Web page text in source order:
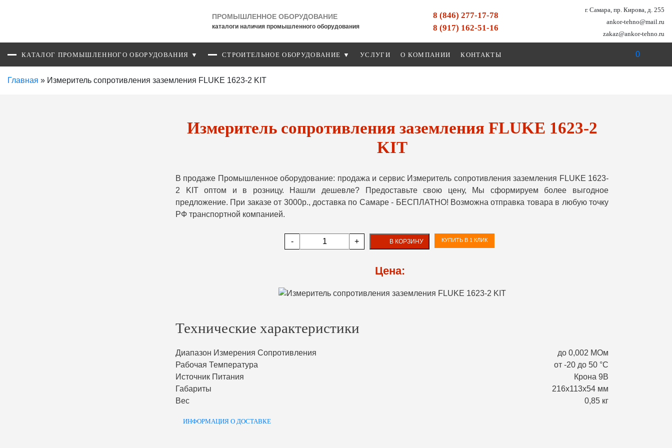
ПРОМЫШЛЕННОЕ ОБОРУДОВАНИЕ
каталоги наличия промышленного оборудования
8 (846) 277-17-78
8 (917) 162-51-16
г. Самара, пр. Кирова, д. 255
ankor-tehno@mail.ru
zakaz@ankor-tehno.ru
КАТАЛОГ ПРОМЫШЛЕННОГО ОБОРУДОВАНИЯ ▼ СТРОИТЕЛЬНОЕ ОБОРУДОВАНИЕ ▼ УСЛУГИ О КОМПАНИИ КОНТАКТЫ 0
Главная » Измеритель сопротивления заземления FLUKE 1623-2 KIT
Измеритель сопротивления заземления FLUKE 1623-2
KIT
В продаже Промышленное оборудование: продажа и сервис Измеритель сопротивления заземления FLUKE 1623-
2 KIT оптом и в розницу. Нашли дешевле? Предоставьте свою цену, Мы сформируем более выгодное
предложение. При заказе от 3000р., доставка по Самаре - БЕСПЛАТНО! Возможна отправка товара в любую точку
РФ транспортной компанией.
- + В КОРЗИНУ КУПИТЬ В 1 КЛИК
Цена:
Технические характеристики
Диапазон Измерения Сопротивления
до 0,002 МОм
Рабочая Температура
от -20 до 50 °С
Источник Питания
Крона 9В
Габариты
216х113х54 мм
Вес
0,85 кг
ИНФОРМАЦИЯ О ДОСТАВКЕ